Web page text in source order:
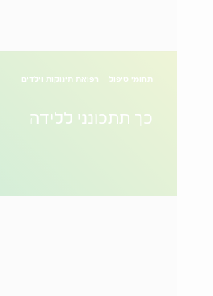
תחומי טיפול רפואת תינוקות וילדים
כך תתכונני ללידה